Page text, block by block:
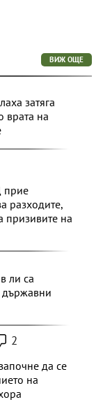
ВИЖ ОЩЕ
затяга
врата на
прие
разходите,
призивите на
ли са
държавни
2
да се
на